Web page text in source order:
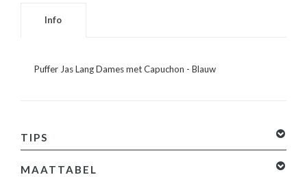
Info
Puffer Jas Lang Dames met Capuchon - Blauw
TIPS
MAATTABEL